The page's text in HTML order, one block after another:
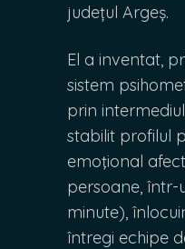
județul Argeș.
El a inventat,
sistem
prin
stabilit profilul
emoţional
persoane,
minute),
întregi echipe